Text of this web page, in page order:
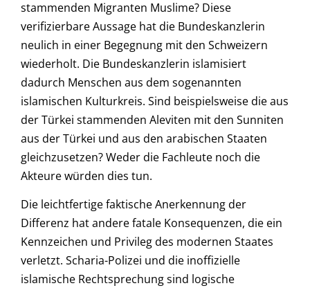
stammenden Migranten Muslime? Diese
verifizierbare Aussage hat die Bundeskanzlerin
neulich in einer Begegnung mit den Schweizern
wiederholt. Die Bundeskanzlerin islamisiert
dadurch Menschen aus dem sogenannten
islamischen Kulturkreis. Sind beispielsweise die aus
der Türkei stammenden Aleviten mit den Sunniten
aus der Türkei und aus den arabischen Staaten
gleichzusetzen? Weder die Fachleute noch die
Akteure würden dies tun.
Die leichtfertige faktische Anerkennung der
Differenz hat andere fatale Konsequenzen, die ein
Kennzeichen und Privileg des modernen Staates
verletzt. Scharia-Polizei und die inoffizielle
islamische Rechtsprechung sind logische